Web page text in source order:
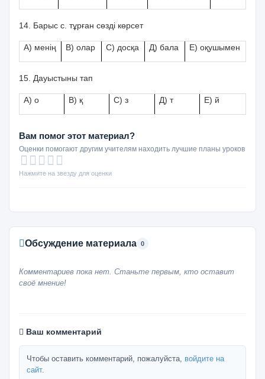
Барыс с. тұрған сөзді көрсет
А) менің В) олар С) досқа Д) бала Е) оқушымен
Дауыстыны тап
А) о В) қ С) з Д) т Е) й
Вам помог этот материал?
Оценки помогают другим учителям находить лучшие планы уроков
Нажмите на звезду для оценки
Обсуждение материала 0
Комментариев пока нет. Станьте первым, кто оставит
своё мнение!
Ваш комментарий
Чтобы оставить комментарий, пожалуйста, войдите на
сайт.